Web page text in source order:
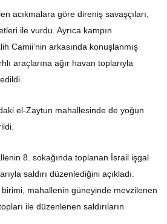
acıkmalara göre direniş savaşçıları,
ile vurdu. Ayrıca kampın
Camii’nin arkasında konuşlanmış
araçlarına ağır havan toplarıyla
el-Zaytun mahallesinde de yoğun
8. sokağında toplanan İsrail işgal
saldırı düzenlediğini açıkladı.
mahallenin güneyinde mevzilenen
ile düzenlenen saldırıların